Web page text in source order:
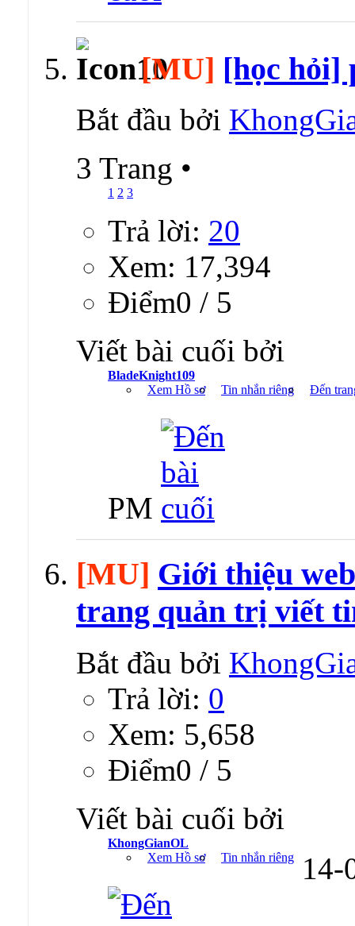
[MU] [học hỏi]
Bắt đầu bởi
3 Trang •
1 2 3
Trả lời: 20
Xem: 17,394
Ðiểm0 / 5
Viết bài cuối bởi
BladeKnight109
Xem Hồ sơ
Tin nhắn riêng Đến
PM
[MU] Giới thiệu
trang quản trị viết
Bắt đầu bởi
Trả lời: 0
Xem: 5,658
Ðiểm0 / 5
Viết bài cuối bởi
KhongGianOL
Xem Hồ sơ
Tin nhắn riêng